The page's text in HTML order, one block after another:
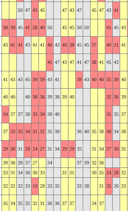
50 47 43 45 47 43 47 45 47 43 41
38 39 45 41 28 40 50 45 45 50 50 41 45 43
43 41 41 43 41 41 40 43 40 38 45 45 37 40 21 41
41 47 43 47 41 47 38 41 45 43
41 43 43 45 39 39 43 41 39 43 40 40 35 39 40
40 40 40 38 36 39 38 39 40 32 36 39
34 37 37 38 33 34 38 40 31 35 37
37 33 33 34 31 32 35 39 36 40 35 38 30 34 38
29 30 31 28 24 27 31 34 29 29 35 31 34 27 30 35
39 38 39 37 27 34 37 39 32 36
33 31 34 36 30 33 31 31 30 35 24 28 32
32 32 32 33 19 28 33 35 33 38 31 25 26 33
35 34 35 35 32 31 36 36 37 37 34 37